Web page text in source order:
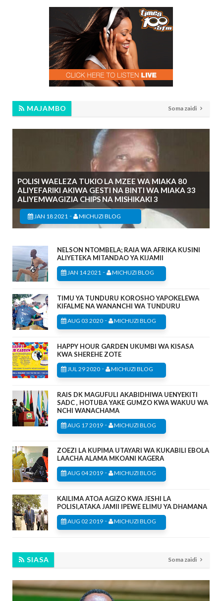
MAJAMBO Soma zaidi
POLISI WAELEZA TUKIO LA MZEE WA MIAKA 80
ALIYEFARIKI AKIWA GESTI NA BINTI WA MIAKA 33
ALIYEMWAGIZIA CHIPS NA MISHIKAKI 3
JAN 18 2021 - MICHUZI BLOG
NELSON NTOMBELA; RAIA WA AFRIKA KUSINI
ALIYETEKA MITANDAO YA KIJAMII
JAN 14 2021 - MICHUZI BLOG
TIMU YA TUNDURU KOROSHO YAPOKELEWA
KIFALME NA WANANCHI WA TUNDURU
AUG 03 2020 - MICHUZI BLOG
HAPPY HOUR GARDEN UKUMBI WA KISASA
KWA SHEREHE ZOTE
JUL 29 2020 - MICHUZI BLOG
RAIS DK MAGUFULI AKABIDHIWA UENYEKITI
SADC , HOTUBA YAKE GUMZO KWA WAKUU WA
NCHI WANACHAMA
AUG 17 2019 - MICHUZI BLOG
ZOEZI LA KUPIMA UTAYARI WA KUKABILI EBOLA
LAACHA ALAMA MKOANI KAGERA
AUG 04 2019 - MICHUZI BLOG
KAILIMA ATOA AGIZO KWA JESHI LA
POLISI,ATAKA JAMII IPEWE ELIMU YA DHAMANA
AUG 02 2019 - MICHUZI BLOG
SIASA Soma zaidi